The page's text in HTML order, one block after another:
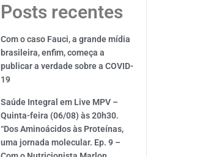
Posts recentes
Com o caso Fauci, a grande mídia
brasileira, enfim, começa a
publicar a verdade sobre a COVID-
19
Saúde Integral em Live MPV –
Quinta-feira (06/08) às 20h30.
“Dos Aminoácidos às Proteínas,
uma jornada molecular. Ep. 9 –